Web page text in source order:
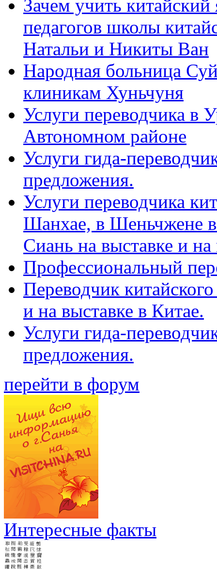
Зачем учить
педагогов школы
Натальи и Никиты Ван
Народная больница
клиникам Хуньчуня
Услуги переводчика в
Автономном районе
Услуги гида-
предложения.
Услуги переводчика
Шанхае, в Шеньчжене
Сиань на выставке и
Профессиональный
Переводчик
и на выставке в Китае.
Услуги гида-
предложения.
перейти в форум
Интересные факты